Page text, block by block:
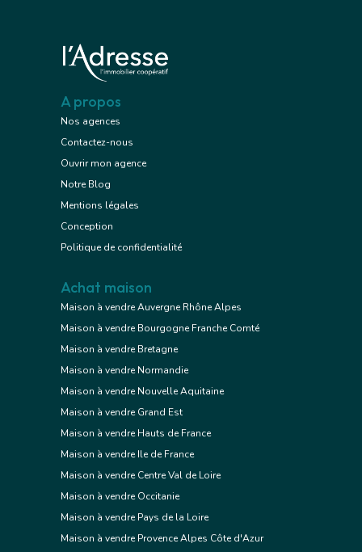
A propos
Nos agences
Contactez-nous
Ouvrir mon agence
Notre Blog
Mentions légales
Conception
Politique de confidentialité
Achat maison
Maison à vendre Auvergne Rhône Alpes
Maison à vendre Bourgogne Franche Comté
Maison à vendre Bretagne
Maison à vendre Normandie
Maison à vendre Nouvelle Aquitaine
Maison à vendre Grand Est
Maison à vendre Hauts de France
Maison à vendre Ile de France
Maison à vendre Centre Val de Loire
Maison à vendre Occitanie
Maison à vendre Pays de la Loire
Maison à vendre Provence Alpes Côte d'Azur